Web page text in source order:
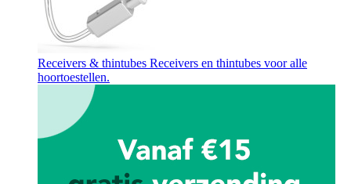
Receivers & thintubes Receivers en thintubes voor alle
hoortoestellen.